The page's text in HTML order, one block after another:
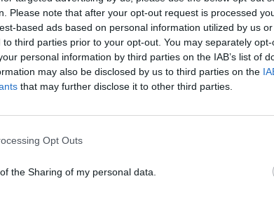
Please note that after your opt-out request is processed
based ads based on personal information utilized by us
to third parties prior to your opt-out. You may separately
personal information by third parties on the IAB’s list of
may also be disclosed by us to third parties on the
that may further disclose it to other third parties.
Opt Outs
the Sharing of my personal data.